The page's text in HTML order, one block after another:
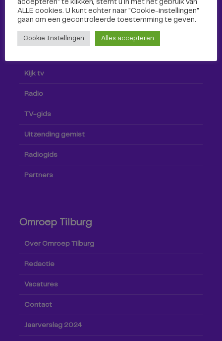
Kijk tv
Radio
TV-gids
Uitzending gemist
Radiogids
Partners
Omroep Tilburg
Over Omroep Tilburg
Redactie
Vacatures
Contact
Jaarverslag 2024
accepteren" te klikken, stemt u in met het gebruik van
ALLE cookies. U kunt echter naar "Cookie-instellingen"
gaan om een ​​gecontroleerde toestemming te geven.
Cookie Instellingen Alles accepteren